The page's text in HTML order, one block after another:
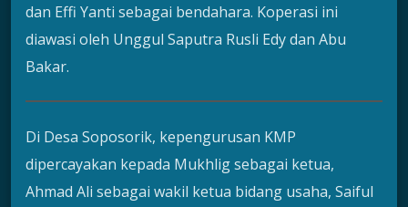
dan Effi Yanti sebagai bendahara. Koperasi ini
diawasi oleh Unggul Saputra Rusli Edy dan Abu
Bakar.
Di Desa Soposorik, kepengurusan KMP
dipercayakan kepada Mukhlig sebagai ketua,
Ahmad Ali sebagai wakil ketua bidang usaha, Saiful